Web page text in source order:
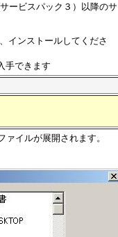
ービスパック３）以降のサ
インストールしてくださ
手できます
イルが展開されます。